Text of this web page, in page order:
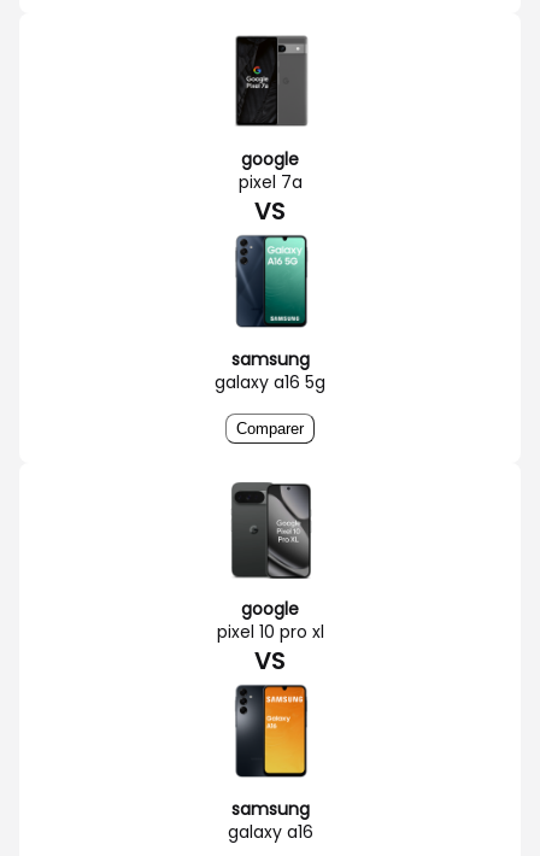
google
pixel 7a
VS
samsung
galaxy a16 5g
Comparer
google
pixel 10 pro xl
VS
samsung
galaxy a16